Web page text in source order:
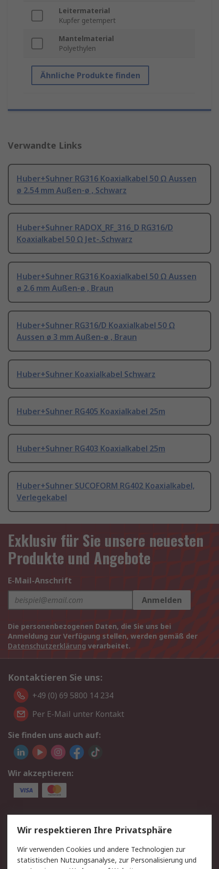
Leitermaterial
Kupfer getempert
Mantelmaterial
Polyethylen
Ähnliche Produkte finden
Verwandte Links
Huber+Suhner RG316 Koaxialkabel 50 Ω Aussen
ø 2.54 mm Außen-ø , Schwarz
Huber+Suhner RADOX_RF_316_D RG316/D
Koaxialkabel 50 Ω Jet-.Schwarz
Huber+Suhner RG316 Koaxialkabel 50 Ω Aussen
ø 2.6 mm Außen-ø , Braun
Huber+Suhner RG316/D Koaxialkabel 50 Ω
Aussen ø 3 mm Außen-ø , Braun
Huber+Suhner Koaxialkabel Schwarz
Huber+Suhner RG405 Koaxialkabel 25m
Huber+Suhner RG403 Koaxialkabel 25m
Huber+Suhner SUCOFORM RG402 Koaxialkabel,
Verlegekabel
Exklusiv für Sie unsere neuesten
Produkte und Angebote
E-Mail-Anschrift
Anmelden
Die personenbezogenen Daten, die Sie uns bei
Anmeldung zur Verfügung stellen, werden gemäß der
Datenschutzerklärung verarbeitet.
Kontaktieren Sie uns:
+49 (0) 69 5800 14 234
Per E-Mail unter Kontakt
Sie finden uns auch auf:
Wir akzeptieren:
Service
Value Added Services
Lieferlösungen
Rücksendungen
Kontakt
Hilfe
Privatkunden
Wir respektieren Ihre Privatsphäre
Wir verwenden Cookies und andere Technologien zur
statistischen Nutzungsanalyse, zur Personalisierung und